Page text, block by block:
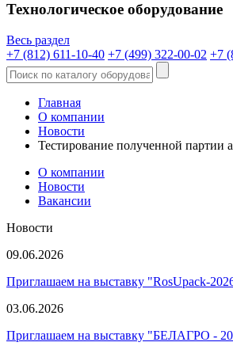
Технологическое оборудование
Весь раздел
+7 (812) 611-10-40 +7 (499) 322-00-02 +7
Главная
О компании
Новости
Тестирование полученной партии
О компании
Новости
Вакансии
Новости
09.06.2026
Приглашаем на выставку "RosUpack-
03.06.2026
Приглашаем на выставку "БЕЛАГРО -